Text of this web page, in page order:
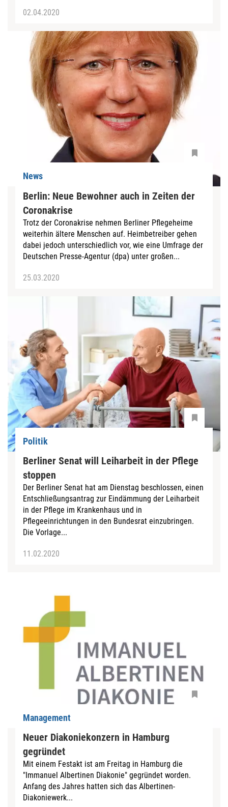
02.04.2020
News
Berlin: Neue Bewohner auch in Zeiten der
Coronakrise
Trotz der Coronakrise nehmen Berliner Pflegeheime
weiterhin ältere Menschen auf. Heimbetreiber gehen
dabei jedoch unterschiedlich vor, wie eine Umfrage der
Deutschen Presse-Agentur (dpa) unter großen...
25.03.2020
Politik
Berliner Senat will Leiharbeit in der Pflege
stoppen
Der Berliner Senat hat am Dienstag beschlossen, einen
Entschließungsantrag zur Eindämmung der Leiharbeit
in der Pflege im Krankenhaus und in
Pflegeeinrichtungen in den Bundesrat einzubringen.
Die Vorlage...
11.02.2020
Management
Neuer Diakoniekonzern in Hamburg
gegründet
Mit einem Festakt ist am Freitag in Hamburg die
"Immanuel Albertinen Diakonie" gegründet worden.
Anfang des Jahres hatten sich das Albertinen-
Diakoniewerk...